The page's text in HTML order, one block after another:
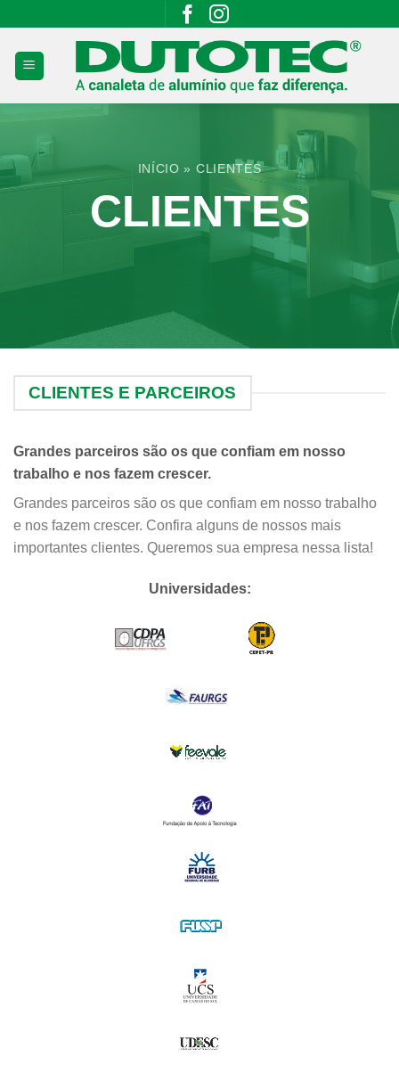
to
content
INÍCIO » CLIENTES
CLIENTES
CLIENTES E PARCEIROS
Grandes parceiros são os que confiam em nosso
trabalho e nos fazem crescer.
Grandes parceiros são os que confiam em nosso trabalho
e nos fazem crescer. Confira alguns de nossos mais
importantes clientes. Queremos sua empresa nessa lista!
Universidades: